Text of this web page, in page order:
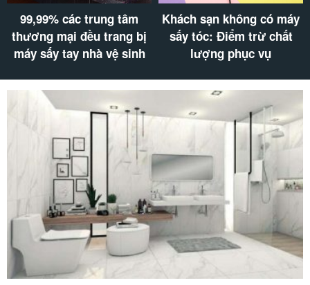
99,99% các trung tâm
thương mại đều trang bị
máy sấy tay nhà vệ sinh
Khách sạn không có máy
sấy tóc: Điểm trừ chất
lượng phục vụ